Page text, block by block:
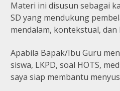
Materi ini disusun sebagai
SD yang mendukung
mendalam, kontekstual, dan
Apabila Bapak/Ibu Guru
siswa, LKPD, soal HOTS,
saya siap membantu